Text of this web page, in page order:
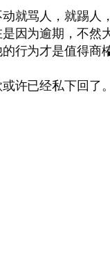
就骂人，就踢
因为逾期，不
行为才是值得商
许已经私下回